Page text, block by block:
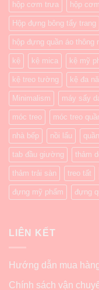
hộp cơm trưa hộp
Hộp đựng bông tẩy trang
hộp đựng quần áo thông
kệ kệ mica kệ mỹ
kệ treo tường kệ đa
Minimalism máy sấy
móc treo móc treo
nhà bếp nồi lẩu
tab đầu giường thảm
thảm trải sàn treo tất
đựng mỹ phẩm đựng
LIÊN KẾT
Hướng dẫn mua
Chính sách vận